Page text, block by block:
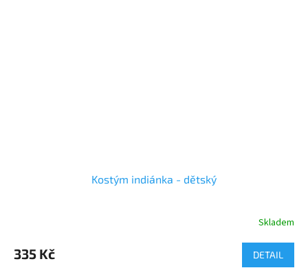
Kostým indiánka - dětský
produktu
je
Skladem
335 Kč DETAIL